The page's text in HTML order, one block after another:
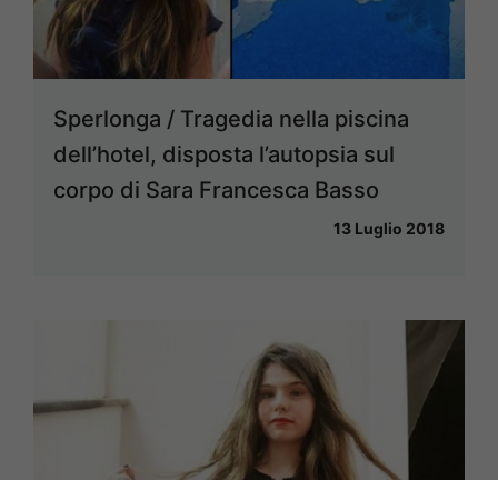
Sperlonga / Tragedia nella piscina
dell’hotel, disposta l’autopsia sul
corpo di Sara Francesca Basso
13 Luglio 2018